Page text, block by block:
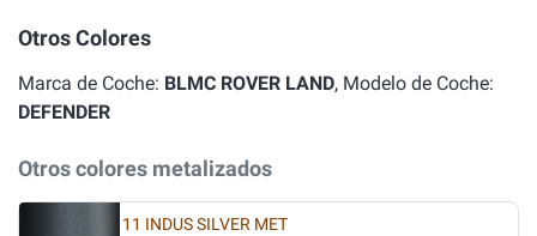
Otros Colores
Marca de Coche: BLMC ROVER LAND, Modelo de Coche:
DEFENDER
Otros colores metalizados
11 INDUS SILVER MET